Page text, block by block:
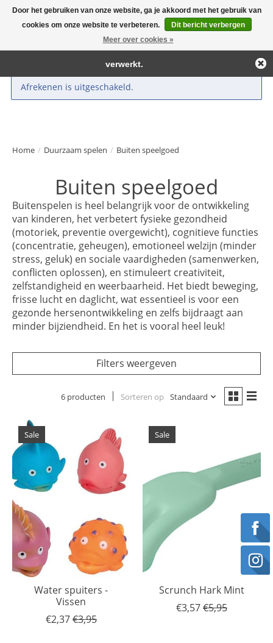
Large selection of products and fast shipping!
Afrekenen is uitgeschakeld.
Home / Duurzaam spelen / Buiten speelgoed
Buiten speelgoed
Buitenspelen is heel belangrijk voor de ontwikkeling
van kinderen, het verbetert fysieke gezondheid
(motoriek, preventie overgewicht), cognitieve functies
(concentratie, geheugen), emotioneel welzijn (minder
stress, geluk) en sociale vaardigheden (samenwerken,
conflicten oplossen), en stimuleert creativiteit,
zelfstandigheid en weerbaarheid. Het biedt beweging,
frisse lucht en daglicht, wat essentieel is voor een
gezonde hersenontwikkeling en zelfs bijdraagt aan
minder bijziendheid. En het is vooral heel leuk!
Filters weergeven
6 producten Sorteren op Standaard
Sale
Water spuiters -
Vissen
€2,37€3,95
Sale
Scrunch Hark Mint
€3,57€5,95
Door het gebruiken van onze website, ga je akkoord met het gebruik van
cookies om onze website te verbeteren.
Dit bericht verbergen
Meer over cookies »
← Keer terug naar de backofficeDeze winkel is in aanbouw.
Eventueel geplaatste orders zullen niet worden gehonoreerd of
verwerkt.